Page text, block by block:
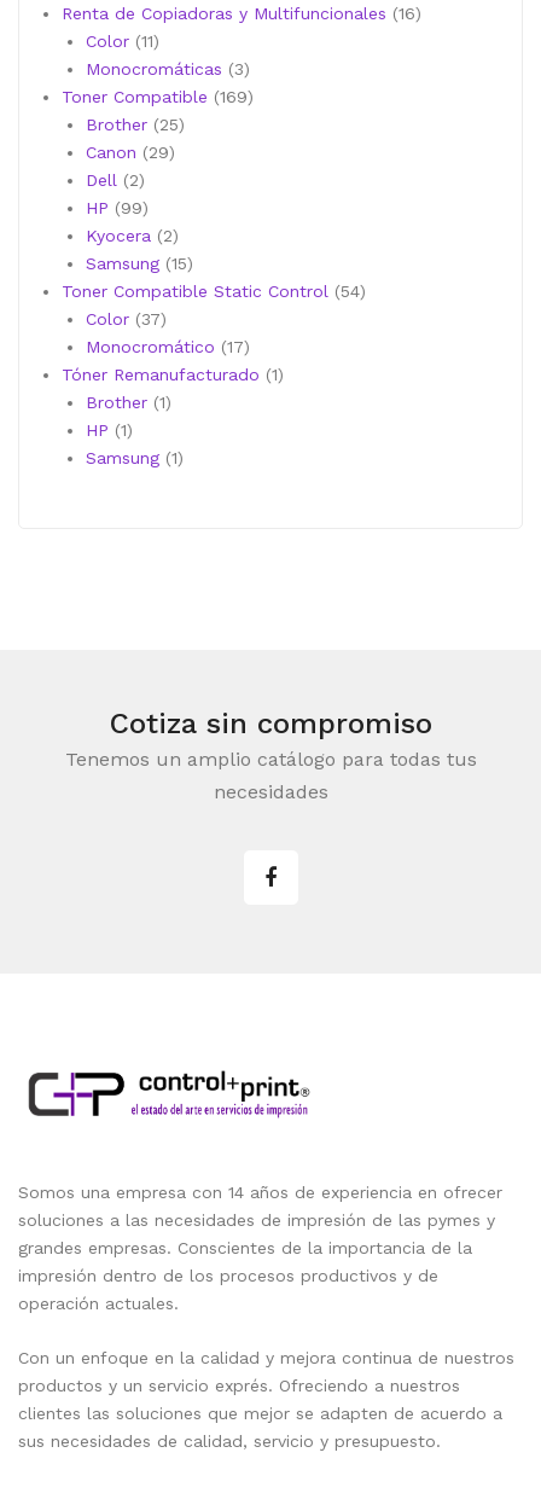
productos
Renta de Copiadoras y Multifuncionales 1616
Color 1111
productos
Monocromáticas 33
productos
Toner Compatible 169169
Brother 2525
Canon 2929
Dell 22
productos
HP 9999
productos
Kyocera 22
productos
Samsung 1515
productos
Toner Compatible Static Control 5454
Color 3737
productos
Monocromático 1717
productos
Tóner Remanufacturado 11
Brother 11
HP 11
producto
Samsung 11
Cotiza sin compromiso
Tenemos un amplio catálogo para todas tus
necesidades
Somos una empresa con 14 años de experiencia en ofrecer
soluciones a las necesidades de impresión de las pymes y
grandes empresas. Conscientes de la importancia de la
impresión dentro de los procesos productivos y de
operación actuales.
Con un enfoque en la calidad y mejora continua de nuestros
productos y un servicio exprés. Ofreciendo a nuestros
clientes las soluciones que mejor se adapten de acuerdo a
sus necesidades de calidad, servicio y presupuesto.